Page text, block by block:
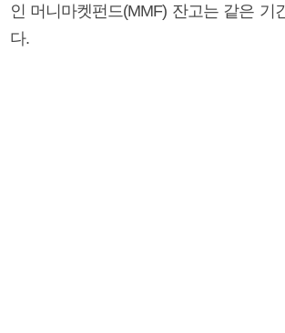
인 머니마켓펀드(MMF) 잔고는 같은 기
다.